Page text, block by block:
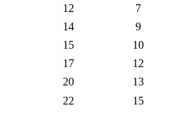
12
7
14
9
15
10
17
12
20
13
22
15